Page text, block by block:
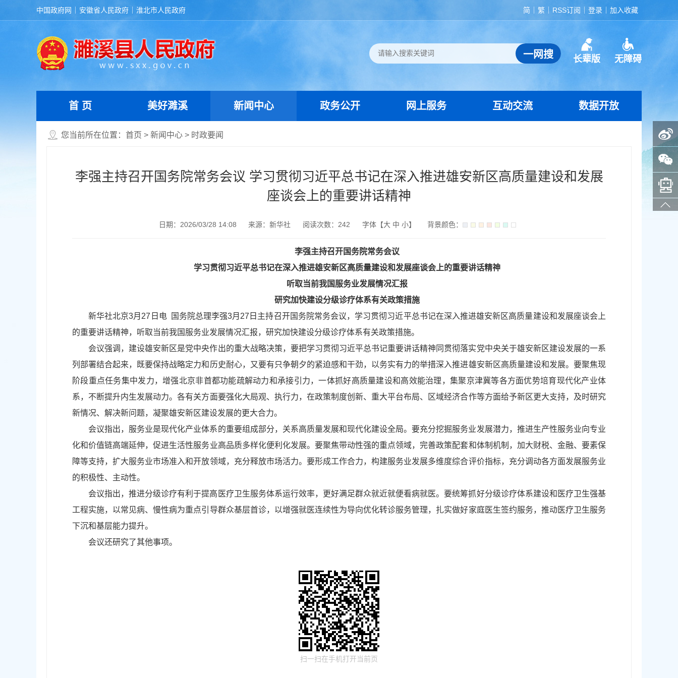
中国政府网 安徽省人民政府 淮北市人民政府 简 繁 RSS订阅 登录 加入收藏
长辈版 无障碍
首 页 美好濉溪 新闻中心 政务公开 网上服务 互动交流 数据开放
您当前所在位置： 首页 > 新闻中心 > 时政要闻
李强主持召开国务院常务会议 学习贯彻习近平总书记在深入推进雄安新区高质量建设和发展
座谈会上的重要讲话精神
日期：2026/03/28 14:08 来源：新华社 阅读次数： 242 字体【大 中 小】 背景颜色：
李强主持召开国务院常务会议
学习贯彻习近平总书记在深入推进雄安新区高质量建设和发展座谈会上的重要讲话精神
听取当前我国服务业发展情况汇报
研究加快建设分级诊疗体系有关政策措施
新华社北京3月27日电 国务院总理李强3月27日主持召开国务院常务会议，学习贯彻习近平总书记在深入推进雄安新区高质量建设和发展座谈会上
的重要讲话精神，听取当前我国服务业发展情况汇报，研究加快建设分级诊疗体系有关政策措施。
会议强调，建设雄安新区是党中央作出的重大战略决策，要把学习贯彻习近平总书记重要讲话精神同贯彻落实党中央关于雄安新区建设发展的一系
列部署结合起来，既要保持战略定力和历史耐心，又要有只争朝夕的紧迫感和干劲，以务实有力的举措深入推进雄安新区高质量建设和发展。要聚焦现
阶段重点任务集中发力，增强北京非首都功能疏解动力和承接引力，一体抓好高质量建设和高效能治理，集聚京津冀等各方面优势培育现代化产业体
系，不断提升内生发展动力。各有关方面要强化大局观、执行力，在政策制度创新、重大平台布局、区域经济合作等方面给予新区更大支持，及时研究
新情况、解决新问题，凝聚雄安新区建设发展的更大合力。
会议指出，服务业是现代化产业体系的重要组成部分，关系高质量发展和现代化建设全局。要充分挖掘服务业发展潜力，推进生产性服务业向专业
化和价值链高端延伸，促进生活性服务业高品质多样化便利化发展。要聚焦带动性强的重点领域，完善政策配套和体制机制，加大财税、金融、要素保
障等支持，扩大服务业市场准入和开放领域，充分释放市场活力。要形成工作合力，构建服务业发展多维度综合评价指标，充分调动各方面发展服务业
的积极性、主动性。
会议指出，推进分级诊疗有利于提高医疗卫生服务体系运行效率，更好满足群众就近就便看病就医。要统筹抓好分级诊疗体系建设和医疗卫生强基
工程实施，以常见病、慢性病为重点引导群众基层首诊，以增强就医连续性为导向优化转诊服务管理，扎实做好家庭医生签约服务，推动医疗卫生服务
下沉和基层能力提升。
会议还研究了其他事项。
扫一扫在手机打开当前页
智能问答助手